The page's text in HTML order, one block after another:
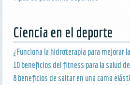
Ciencia en el deporte
¿Funciona la hidroterapia para mejorar
10 beneficios del fitness para la salud
8 beneficios de saltar en una cama